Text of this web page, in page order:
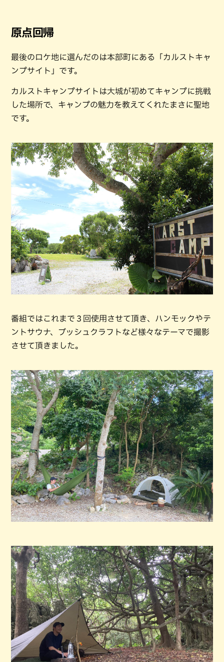
原点回帰
最後のロケ地に選んだのは本部町にある「カルストキャ
ンプサイト」です。
カルストキャンプサイトは大城が初めてキャンプに挑戦
した場所で、キャンプの魅力を教えてくれたまさに聖地
です。
番組ではこれまで３回使用させて頂き、ハンモックやテ
ントサウナ、ブッシュクラフトなど様々なテーマで撮影
させて頂きました。